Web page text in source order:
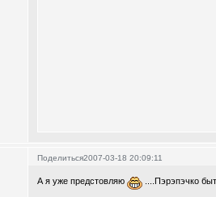
Поделиться2007-03-18 20:09:11
А я уже предстовляю ....Пэрэпэчко